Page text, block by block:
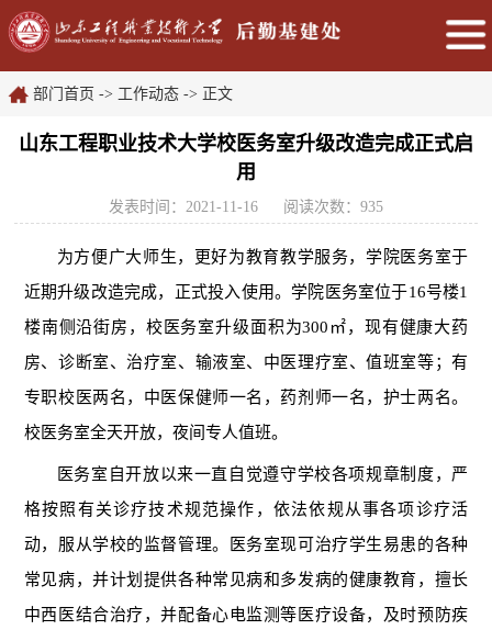
部门首页 -> 工作动态 -> 正文
山东工程职业技术大学校医务室升级改造完成正式启
用
发表时间：2021-11-16 阅读次数： 935
为方便广大师生，更好为教育教学服务，学院医务室于
近期升级改造完成，正式投入使用。学院医务室位于16号楼1
楼南侧沿街房，校医务室升级面积为300㎡，现有健康大药
房、诊断室、治疗室、输液室、中医理疗室、值班室等；有
专职校医两名，中医保健师一名，药剂师一名，护士两名。
校医务室全天开放，夜间 专人值班。
医务室自开放以来一直自觉遵守学校各项规章制度，严
格按照有关诊疗技术规范操作，依法依规从事各项诊疗活
动，服从学校的监督管理。医务室现可治疗学生易患的各种
常见病，并计划提供各种常见病和多发病的健康教育，擅长
中西医结合治疗，并配备心电监测等医疗设备，及时预防疾